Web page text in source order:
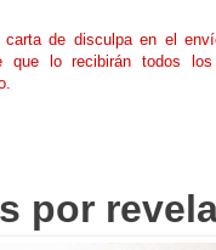
carta de disculpa en el
que lo recibirán todos
por